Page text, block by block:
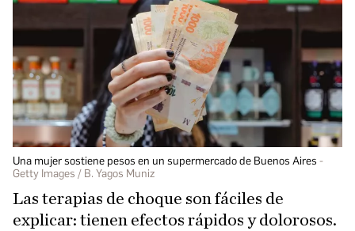
Una mujer sostiene pesos en un supermercado de Buenos Aires
Getty Images / B. Yagos Muniz
Las terapias de choque son fáciles de
explicar: tienen efectos rápidos y dolorosos.